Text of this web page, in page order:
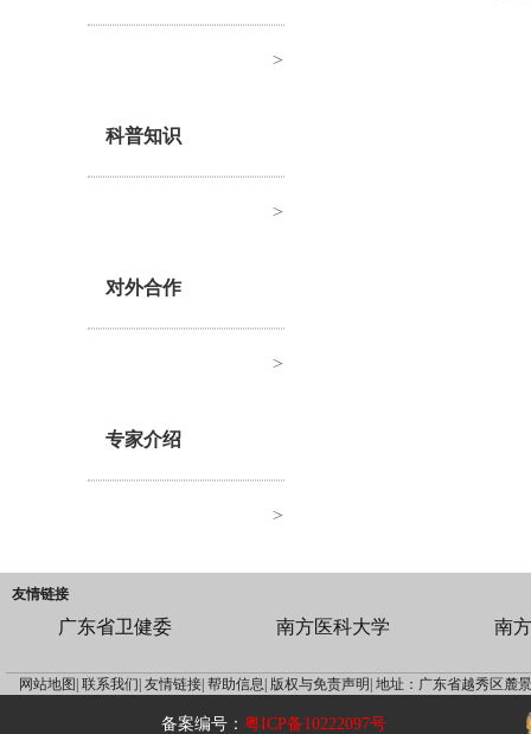
>
科普知识
>
对外合作
>
专家介绍
>
友情链接
广东省卫健委 南方医科大学 南
网站地图| 联系我们| 友情链接| 帮助信息| 版权与免责声明| 地址：广东省越秀区麓
备案编号：粤ICP备10222097号